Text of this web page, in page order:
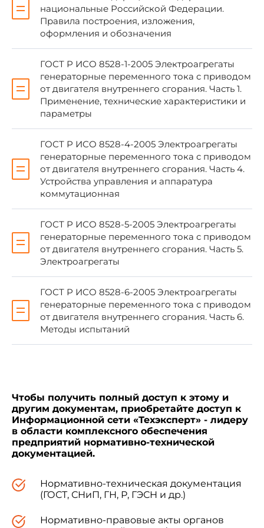
стандартизации ТК 047 "Передвижная
энергетика"
Приказом Федерального агентства по
техническому регулированию и метрологии от
28 декабря 2005 г. N 367-ст
"Электрогенераторные установки переменного
тока с поршневыми двигателями внутреннего
сгорания. Часть 3. Генераторы переменного
тока для генераторных установок" (ISO 8528-
3:1993 Reciprocating internal combustion engine
driven alternating current generating sets - Part 3:
Alternating current generators for generating
Наименование настоящего стандарта
изменено относительно наименования
указанного международного стандарта для
приведения в соответствие с ГОСТ Р 1.5
(подраздел 3.5).
которых приведены в дополнительном
приложении Б
5 ВВЕДЕН ВПЕРВЫЕ
Информация об изменениях к настоящему
национальные Российской Федерации.
Правила построения, изложения,
оформления и обозначения
ГОСТ Р ИСО 8528-1-2005 Электроагрегаты
генераторные переменного тока с приводом
от двигателя внутреннего сгорания. Часть 1.
Применение, технические характеристики и
параметры
ГОСТ Р ИСО 8528-4-2005 Электроагрегаты
генераторные переменного тока с приводом
от двигателя внутреннего сгорания. Часть 4.
Устройства управления и аппаратура
коммутационная
ГОСТ Р ИСО 8528-5-2005 Электроагрегаты
генераторные переменного тока с приводом
от двигателя внутреннего сгорания. Часть 5.
Электроагрегаты
ГОСТ Р ИСО 8528-6-2005 Электроагрегаты
генераторные переменного тока с приводом
от двигателя внутреннего сгорания. Часть 6.
Методы испытаний
Чтобы получить полный доступ к этому и
другим документам, приобретайте доступ к
Информационной сети «Техэксперт» - лидеру
в области комплексного обеспечения
предприятий нормативно-технической
документацией.
Нормативно-техническая документация
(ГОСТ, СНиП, ГН, Р, ГЭСН и др.)
Нормативно-правовые акты органов